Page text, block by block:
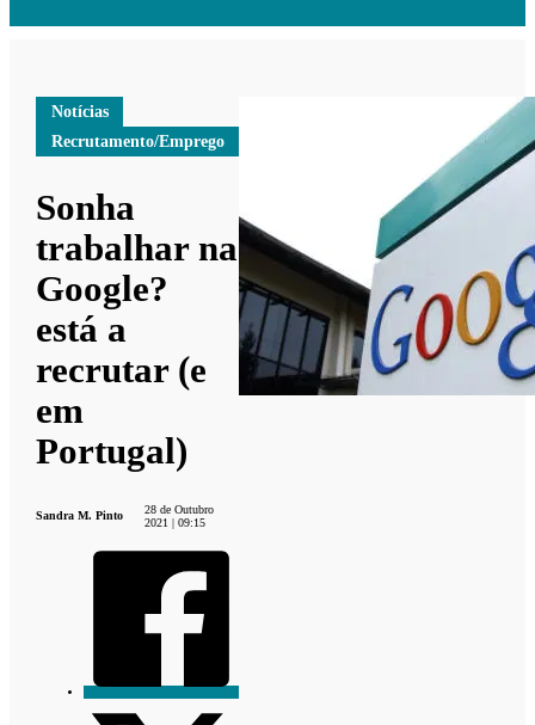
Notícias
Recrutamento/Emprego
Sonha
trabalhar na
Google?
está a
recrutar (e
em
Portugal)
Sandra M. Pinto
28 de Outubro
2021 | 09:15